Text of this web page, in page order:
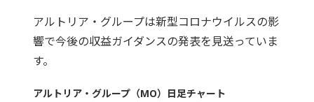
アルトリア・グループは新型コロナウイルスの影
響で今後の収益ガイダンスの発表を見送っていま
す。
アルトリア・グループ（MO）日足チャート